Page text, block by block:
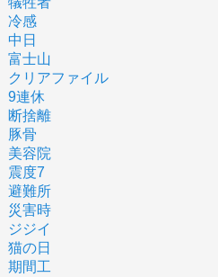
冷感
中日
富士山
クリアファイル
9連休
断捨離
豚骨
美容院
震度7
避難所
災害時
ジジイ
猫の日
期間工